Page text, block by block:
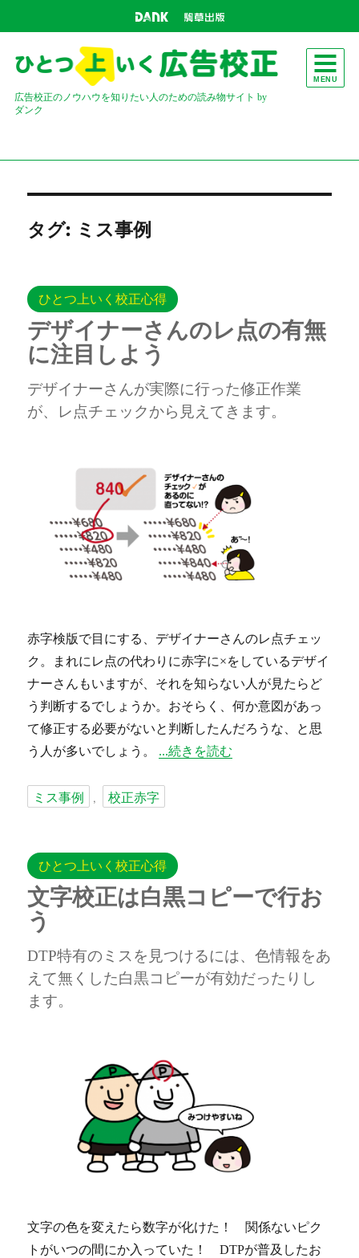
広告校正のノウハウを知りたい人のための読み物サイト by
ダンク
MENU
タグ: ミス事例
ひとつ上いく校正心得
デザイナーさんのレ点の有無
に注目しよう
デザイナーさんが実際に行った修正作業
が、レ点チェックから見えてきます。
赤字検版で目にする、デザイナーさんのレ点チェッ
ク。まれにレ点の代わりに赤字に×をしているデザイ
ナーさんもいますが、それを知らない人が見たらど
う判断するでしょうか。おそらく、何か意図があっ
て修正する必要がないと判断したんだろうな、と思
う人が多いでしょう。
“デザイナーさんのレ点の有無に
続きを読む
グ
ミス事例 , 校正赤字
ひとつ上いく校正心得
文字校正は白黒コピーで行お
う
DTP特有のミスを見つけるには、色情報をあ
えて無くした白黒コピーが有効だったりし
ます。
文字の色を変えたら数字が化けた！ 関係ないピク
ト がいつの間にか入っていた！ DTPが普及したお